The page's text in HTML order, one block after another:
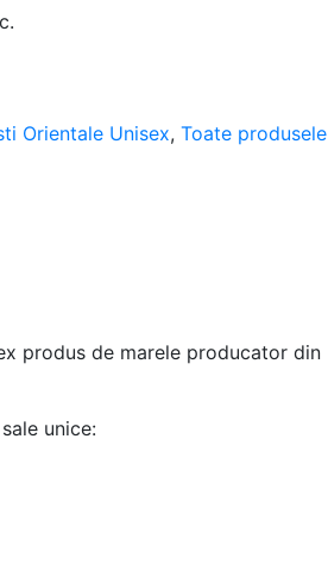
Orientale Unisex, Toate produsele
produs de marele producator din
unice: